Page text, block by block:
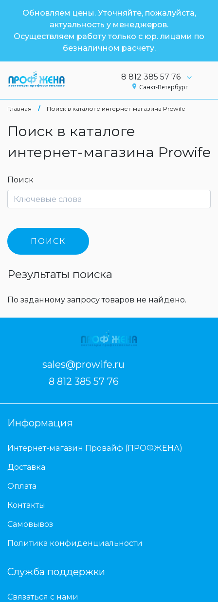
Обновляем цены. Уточняйте, пожалуйста,
актуальность у менеджеров.
Осуществляем работу только с юр. лицами по
безналичном расчету.
8 812 385 57 76
Санкт-Петербург
Главная / Поиск в каталоге интернет-магазина Prowife
Поиск в каталоге
интернет-магазина Prowife
Поиск
Результаты поиска
По заданному запросу товаров не найдено.
sales@prowife.ru
8 812 385 57 76
Информация
Интернет-магазин Провайф (ПРОФЖЕНА)
Доставка
Оплата
Контакты
Самовывоз
Политика конфиденциальности
Служба поддержки
Связаться с нами